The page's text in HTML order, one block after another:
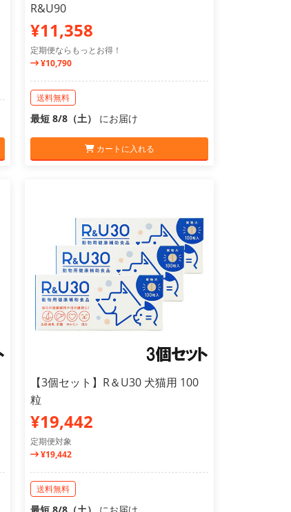
R&U90
¥11,358
定期便ならもっとお得！
¥10,790
送料無料
最短 8/8（土） にお届け
カートに入れる
【3個セット】R＆U30 犬猫用 100
粒
¥19,442
定期便対象
¥19,442
送料無料